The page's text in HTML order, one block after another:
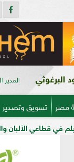
البرغوثي المدير
مصر تسويق وتصدير
واللحوم